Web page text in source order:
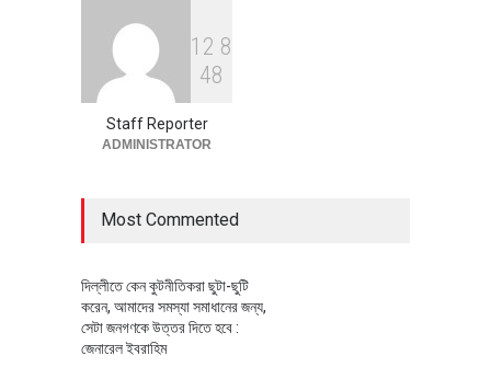
বৈশ্বিক প্রতিযোগিতা সক্ষমতা বাড়াতে
পোশাক শিল্পে নতুন উদ্যোগ
1 2 8
48
Staff Reporter
ADMINISTRATOR
Most Commented
দিল্লীতে কেন কুটনীতিকরা ছুটা-ছুটি
করেন, আমাদের সমস্যা সমাধানের জন্য,
সেটা জনগণকে উত্তর দিতে হবে :
জেনারেল ইবরাহিম